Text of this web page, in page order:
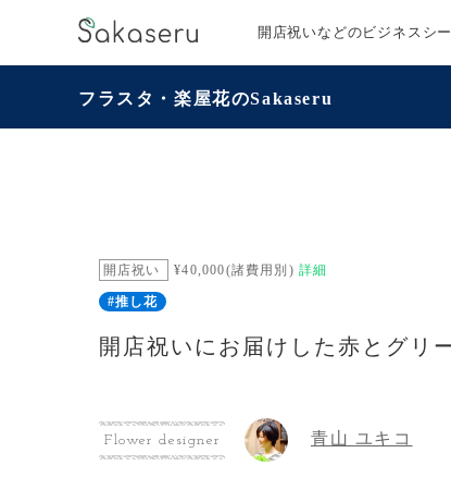
開店祝いなどのビジネスシ
フラスタ・楽屋花のSakaseru
開店祝い ¥40,000(諸費用別) 詳細
#推し花
開店祝いにお届けした赤とグリ
Flower designer 青山 ユキコ